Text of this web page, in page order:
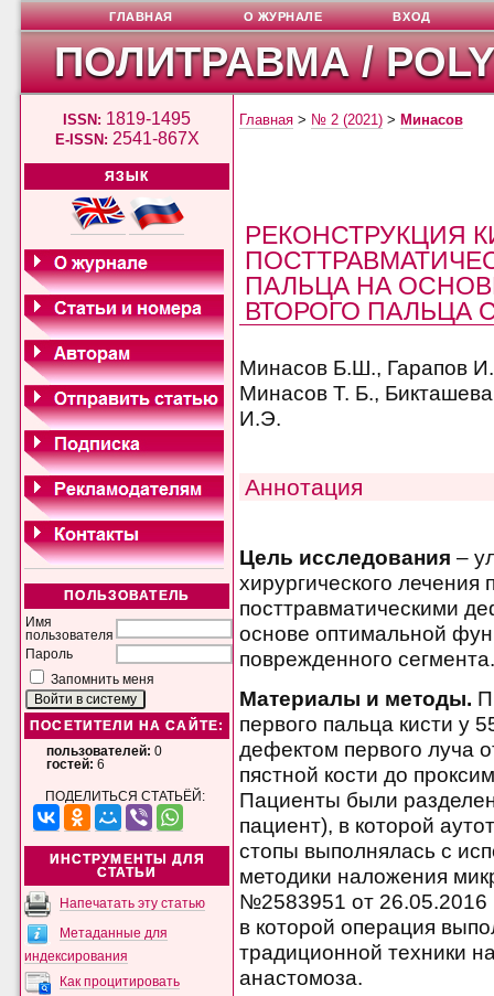
ПОЛИТРАВМА /
ISSN: 1819-1495
E-ISSN: 2541-867X
ЯЗЫК
ПОЛЬЗОВАТЕЛЬ
Имя
пользователя
Пароль
Запомнить меня
ПОСЕТИТЕЛИ НА САЙТЕ:
пользователей: 0
гостей: 6
ПОДЕЛИТЬСЯ СТАТЬЁЙ:
ИНСТРУМЕНТЫ ДЛЯ
СТАТЬИ
Напечатать эту статью
Метаданные для
индексирования
Как процитировать
ГЛАВНАЯ О ЖУРНАЛЕ ВХОД
Главная > № 2 (2021) > Минасов
РЕКОНСТРУКЦИЯ
ПАЛЬЦА НА
ВТОРОГО ПАЛЬЦА
Минасов Б.Ш., Гарапов
Минасов Т. Б.,
И.Э.
Аннотация
Цель исследования –
хирургического
посттравматическими
основе оптимальной
поврежденного
Материалы и методы.
первого пальца кисти у
дефектом первого луча
пястной кости до
Пациенты были
пациент), в которой
стопы выполнялась с
методики наложения
№2583951 от 26.05.2016
в которой операция
традиционной техники
анастомоза.